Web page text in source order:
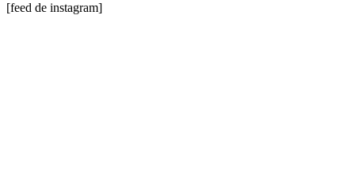
[feed de instagram]